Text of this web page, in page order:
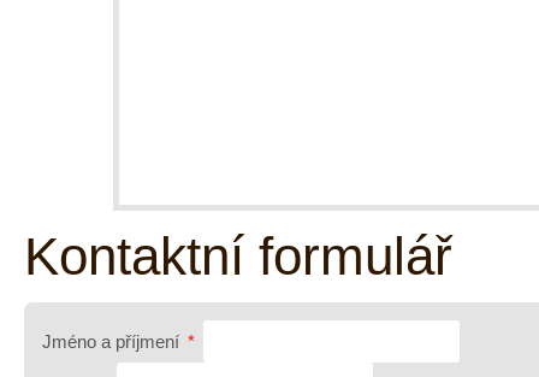
Kontaktní formulář
Jméno a příjmení *